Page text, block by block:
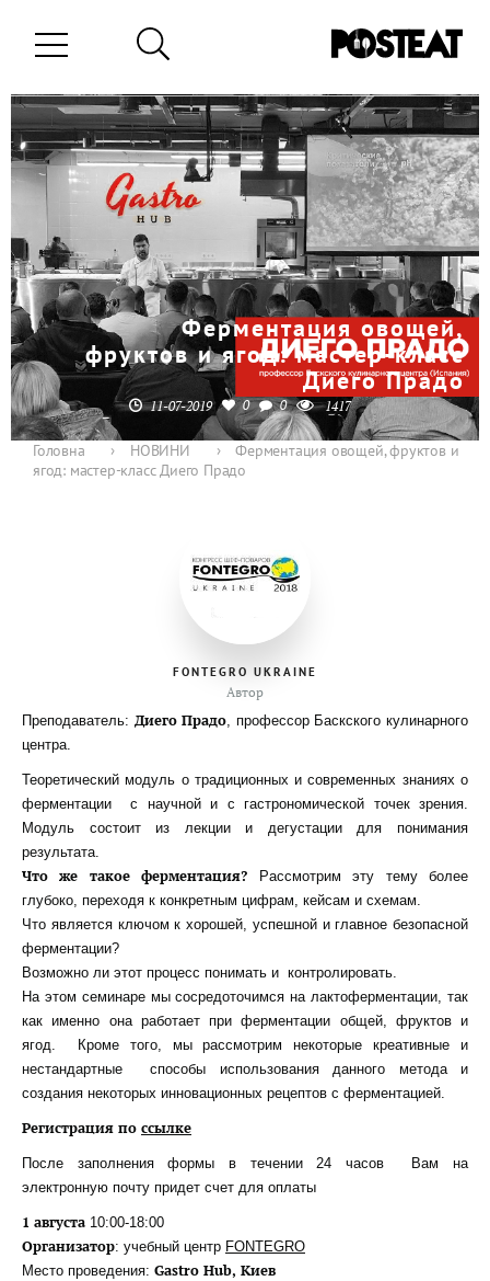
Ферментация овощей,
фруктов и ягод: мастер-класс
Диего Прадо
11-07-2019 0 0 1417
Головна › НОВИНИ ›
Ферментация овощей, фруктов и
ягод: мастер-класс Диего Прадо
FONTEGRO UKRAINE
Автор
Преподаватель: Диего Прадо, профессор Баскского кулинарного
центра.
Теоретический модуль о традиционных и современных знаниях о
ферментации с научной и с гастрономической точек зрения.
Модуль состоит из лекции и дегустации для понимания
результата.
Что же такое ферментация?
Рассмотрим эту тему более
глубоко, переходя к конкретным цифрам, кейсам и схемам.
Что является ключом к хорошей, успешной и главное безопасной
ферментации?
Возможно ли этот процесс понимать и контролировать.
На этом семинаре мы сосредоточимся на лактоферментации, так
как именно она работает при ферментации общей, фруктов и
ягод. Кроме того, мы рассмотрим некоторые креативные и
нестандартные способы использования данного метода и
создания некоторых инновационных рецептов с ферментацией.
Регистрация по ссылке
После заполнения формы в течении 24 часов Вам на
электронную почту придет счет для оплаты
1 августа 10:00-18:00
Организатор: учебный центр FONTEGRO
Место проведения: Gastro Hub, Киев